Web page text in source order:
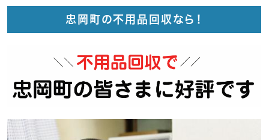
忠岡町の不用品回収なら！